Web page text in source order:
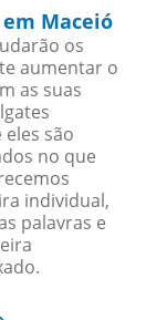
Maceió
os
aumentar o
as suas
são
no que
individual,
palavras e